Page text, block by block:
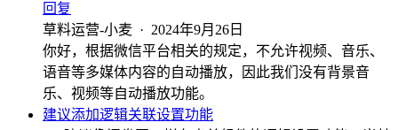
回复
草料运营-小麦 · 2024年9月26日
你好，根据微信平台相关的规定，不允许视频、音乐、
语音等多媒体内容的自动播放，因此我们没有背景音
乐、视频等自动播放功能。
建议添加逻辑关联设置功能